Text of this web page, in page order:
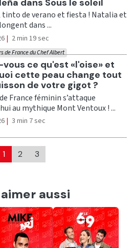
tinto de verano et fiesta ! Natalia et
dans ...
| 2 min 19 sec
vous ce qu'est «l'oise» et
cette peau change tout
de votre gigot ?
de France du Chef Albert
France féminin s’attaque
au mythique Mont Ventoux ! ...
| 3 min 7 sec
1 2 3
aussi